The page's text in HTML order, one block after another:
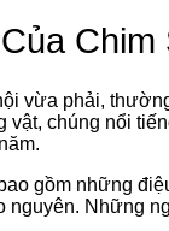
vừa phải,
vật, chúng nổi
gồm những
nguyên. Những